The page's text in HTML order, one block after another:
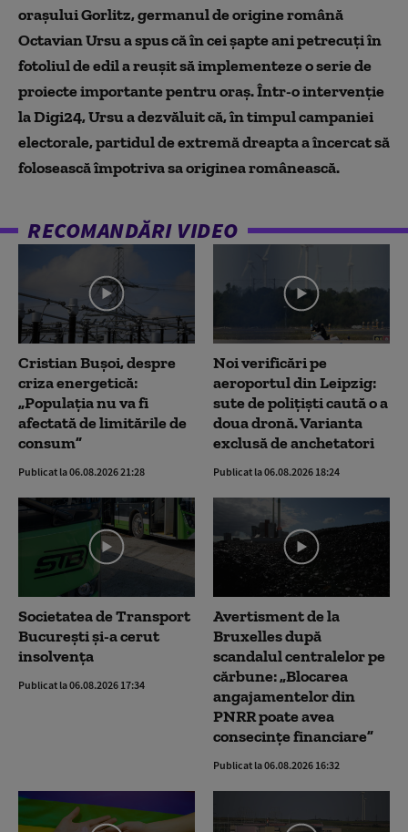
orașului Gorlitz, germanul de origine română
Octavian Ursu a spus că în cei șapte ani petrecuți în
fotoliul de edil a reușit să implementeze o serie de
proiecte importante pentru oraș. Într-o intervenție
la Digi24, Ursu a dezvăluit că, în timpul campaniei
electorale, partidul de extremă dreapta a încercat să
folosească împotriva sa originea românească.
RECOMANDĂRI VIDEO
Cristian Bușoi, despre
criza energetică:
„Populația nu va fi
afectată de limitările de
consum”
Publicat la 06.08.2026 21:28
Noi verificări pe
aeroportul din Leipzig:
sute de polițiști caută o a
doua dronă. Varianta
exclusă de anchetatori
Publicat la 06.08.2026 18:24
Societatea de Transport
București și-a cerut
insolvența
Publicat la 06.08.2026 17:34
Avertisment de la
Bruxelles după
scandalul centralelor pe
cărbune: „Blocarea
angajamentelor din
PNRR poate avea
consecințe financiare”
Publicat la 06.08.2026 16:32